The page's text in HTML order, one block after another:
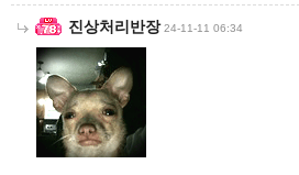
진상처리반장 24-11-11 06:34